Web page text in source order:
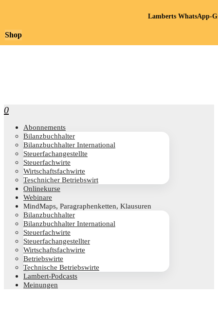
0
Abon­ne­ments
Bilanz­buch­hal­ter
Bilanz­buch­hal­ter International
Steu­er­fach­an­ge­stell­te
Steu­er­fach­wir­te
Wirt­schafts­fach­wir­te
Teschni­cher Betriebswirt
Online­kur­se
Web­i­na­re
Mind­Maps, Para­gra­phen­ket­ten, Klausuren
Bilanz­buch­hal­ter
Bilanz­buch­hal­ter International
Steu­er­fach­wir­te
Steu­er­fach­an­ge­stell­ter
Wirt­schafts­fach­wir­te
Betriebs­wir­te
Tech­ni­sche Betriebswirte
Lam­­bert-Pod­­casts
Mei­nun­gen
Shop
Lamberts WhatsApp-